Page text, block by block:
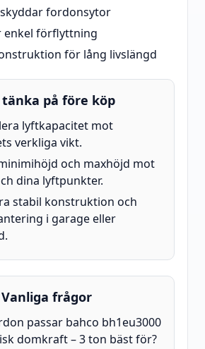
fordonsytor
enkel förflyttning
för lång livslängd
på före köp
lyftkapacitet mot
verkliga vikt.
och maxhöjd mot
dina lyftpunkter.
stabil konstruktion och
i garage eller
Vanliga frågor
passar bahco bh1eu3000
domkraft – 3 ton bäst för?